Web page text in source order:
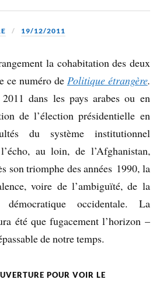
19/12/2011
la cohabitation des deux
ce numéro de Politique étrangère.
dans les pays arabes ou en
de l’élection présidentielle en
du système institutionnel
au loin, de l’Afghanistan,
son triomphe des années 1990, la
voire de l’ambiguïté, de la
démocratique occidentale. La
été que fugacement l’horizon –
de notre temps.
POUR VOIR LE